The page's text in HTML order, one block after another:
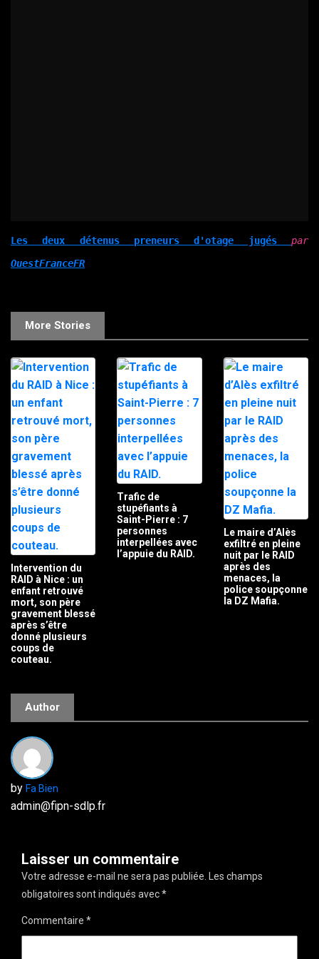
Les deux détenus preneurs d'otage jugés par
OuestFranceFR
More Stories
Intervention du
RAID à Nice : un
enfant retrouvé
mort, son père
gravement blessé
après s’être
donné plusieurs
coups de
couteau.
Trafic de
stupéfiants à
Saint-Pierre : 7
personnes
interpellées avec
l’appuie du RAID.
Le maire d’Alès
exfiltré en pleine
nuit par le RAID
après des
menaces, la
police soupçonne
la DZ Mafia.
Author
by Fa Bien
admin@fipn-sdlp.fr
Laisser un commentaire
Votre adresse e-mail ne sera pas publiée. Les champs
obligatoires sont indiqués avec*
Commentaire *